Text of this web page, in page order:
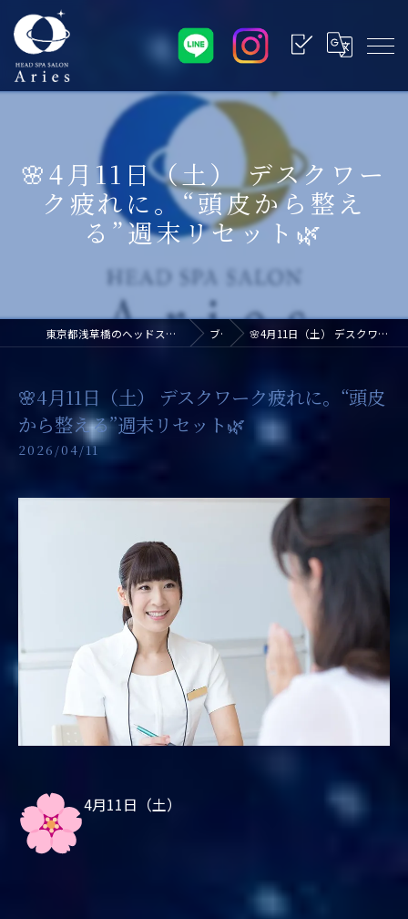
🌸4月11日（土） デスクワー
ク疲れに。“頭皮から整え
る”週末リセット🌿
東京都浅草橋のヘッドスパなら浅草橋ドライヘッドスパ専門店アリエス ブログ 🌸4月11日（土） デスクワーク疲れに。“頭皮から整える”週末リセット🌿
🌸4月11日（土） デスクワーク疲れに。“頭皮
から整える”週末リセット🌿
2026/04/11
4月11日（土）